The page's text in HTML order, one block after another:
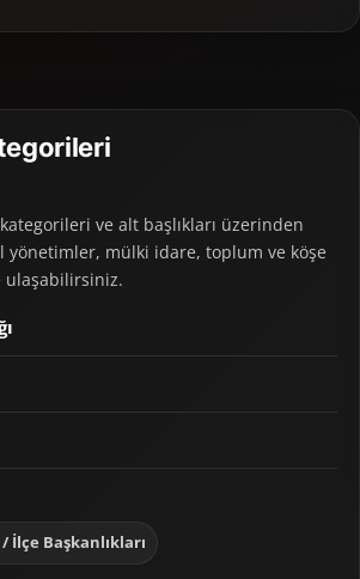
ve alt başlıkları üzerinden
yönetimler, mülki idare, toplum ve köşe
ulaşabilirsiniz.
İlçe Başkanlıkları